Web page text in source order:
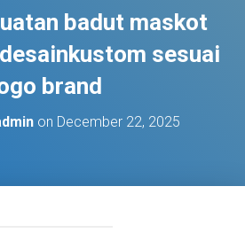
N
A
badut maskot
sesuai
brand
on December 22, 2025